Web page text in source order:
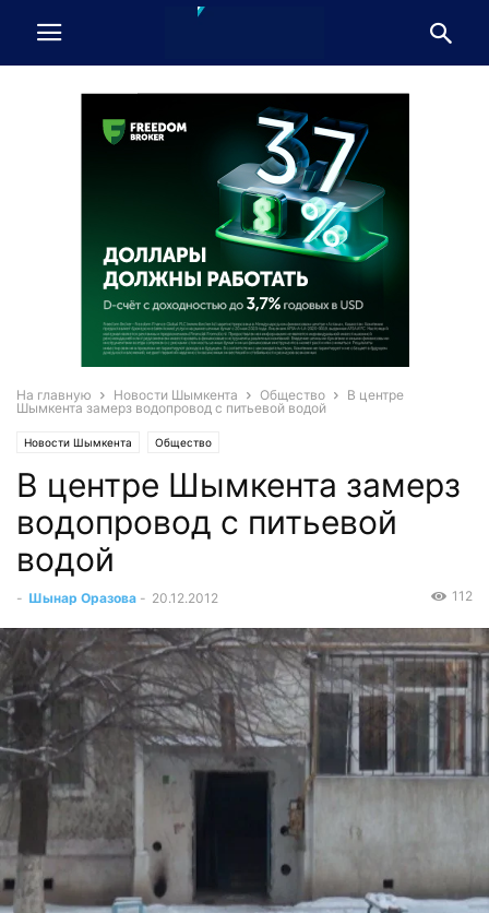
На главную Новости Шымкента Общество
В центре
Шымкента замерз водопровод с питьевой водой
Новости Шымкента Общество
В центре Шымкента замерз
водопровод с питьевой
водой
- Шынар Оразова - 20.12.2012 112